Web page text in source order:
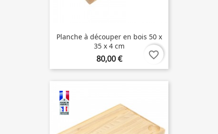
Planche à découper en bois 50 x
35 x 4 cm
80,00 € favorite_border